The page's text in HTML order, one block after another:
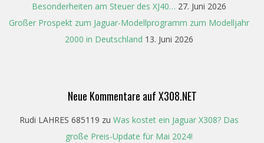
Besonderheiten am Steuer des XJ40… 27. Juni 2026
Großer Prospekt zum Jaguar-Modellprogramm zum Modelljahr
2000 in Deutschland 13. Juni 2026
Neue Kommentare auf X308.NET
Rudi LAHRES 685119 zu Was kostet ein Jaguar X308? Das
große Preis-Update für Mai 2024!